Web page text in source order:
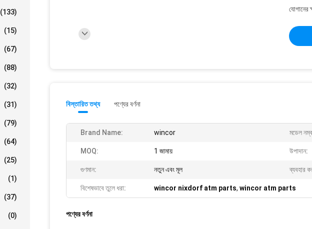
(133)
(15)
(67)
(88)
(32)
(31)
(79)
(64)
(25)
(1)
(37)
(0)
যোগানের
বিস্তারিত তথ্য পণ্যের বর্ণনা
Brand Name: wincor মডেল
MOQ: 1 জামায় উপাদান:
গুণমান: নতুন এবং মূল ব্যবহার
বিশেষভাবে তুলে ধরা: wincor nixdorf atm parts, wincor atm parts
পণ্যের বর্ণনা